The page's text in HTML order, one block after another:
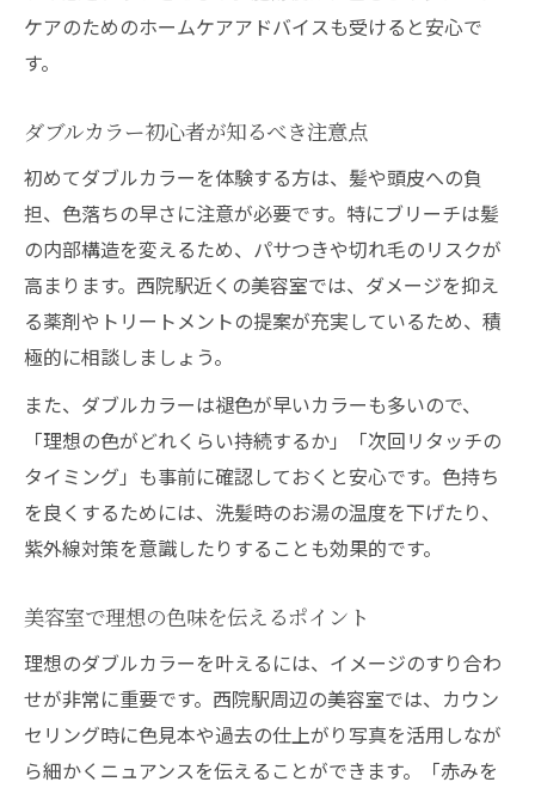
ケアのためのホームケアアドバイスも受けると安心で
す。
ダブルカラー初心者が知るべき注意点
初めてダブルカラーを体験する方は、髪や頭皮への負
担、色落ちの早さに注意が必要です。特にブリーチは髪
の内部構造を変えるため、パサつきや切れ毛のリスクが
高まります。西院駅近くの美容室では、ダメージを抑え
る薬剤やトリートメントの提案が充実しているため、積
極的に相談しましょう。
また、ダブルカラーは褪色が早いカラーも多いので、
「理想の色がどれくらい持続するか」「次回リタッチの
タイミング」も事前に確認しておくと安心です。色持ち
を良くするためには、洗髪時のお湯の温度を下げたり、
紫外線対策を意識したりすることも効果的です。
美容室で理想の色味を伝えるポイント
理想のダブルカラーを叶えるには、イメージのすり合わ
せが非常に重要です。西院駅周辺の美容室では、カウン
セリング時に色見本や過去の仕上がり写真を活用しなが
ら細かくニュアンスを伝えることができます。「赤みを